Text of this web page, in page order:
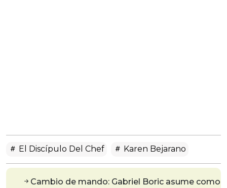
El Discípulo Del Chef Karen Bejarano
Cambio de mando: Gabriel Boric asume como